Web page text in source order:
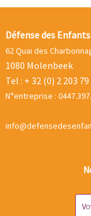
Défense des
62 Quai des
1080 Molenbeek
Tel : + 32 (0) 2 203 79
N°entreprise :